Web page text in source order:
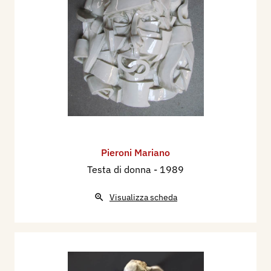
personale "Il cavallo d'argento, l'uomo e gli altri
Mariano Pieroni
Piazza Madonnina, 7 - 21048 Solbiate Arno (VA)
Tel. 0331.993400
Bibliografia essenziale:
d’Arte Moderna N° 10, vol 1. Torino.
Arno (Varese).
1979 - Carlo Munari. “Arte moderna italiana, dal
Pieroni Mariano
Testa di donna - 1989
Visualizza scheda